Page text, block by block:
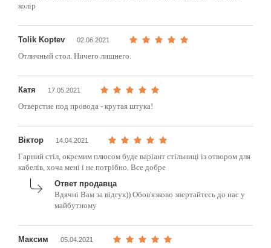
колір
Tolik Koptev 02.06.2021
Отличный стол. Ничего лишнего.
Катя 17.05.2021
Отверстие под провода - крутая штука!
Віктор 14.04.2021
Гарний стіл, окремим плюсом буде варіант стільниці із отвором для
кабелів, хоча мені і не потрібно. Все добре
Ответ продавца
Вдячні Вам за відгук)) Обов'язково звертайтесь до нас у
майбутному
Максим 05.04.2021